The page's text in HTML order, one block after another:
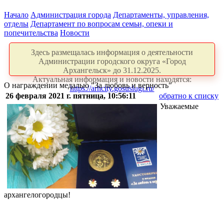
Начало Администрация города Департаменты, управления,
отделы Департамент по вопросам семьи, опеки и
попечительства Новости
Здесь размещалась информация о деятельности
Администрации городского округа «Город
Архангельск» до 31.12.2025.
Актуальная информация и новости находятся:
https://arhcity.gosuslugi.ru/
О награждении медалью "За любовь и верность"
26 февраля 2021 г. пятница, 10:56:11
обратно к списку
Уважаемые
архангелогородцы!